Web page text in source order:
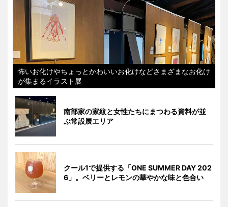
怖いお化けやちょっとかわいいお化けなどさまざまなお化け
が集まるイラスト展
南部家の家紋と女性たちにまつわる資料が並
ぶ常設展エリア
クール1で提供する「ONE SUMMER DAY 202
6」。ベリーとレモンの華やかな味と色合い